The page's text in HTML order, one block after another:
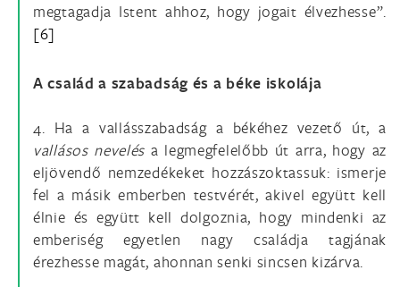
megtagadja Istent ahhoz, hogy jogait élvezhesse”.
[6]
A család a szabadság és a béke iskolája
4. Ha a vallásszabadság a békéhez vezető út, a
vallásos nevelés a legmegfelelőbb út arra, hogy az
eljövendő nemzedékeket hozzászoktassuk: ismerje
fel a másik emberben testvérét, akivel együtt kell
élnie és együtt kell dolgoznia, hogy mindenki az
emberiség egyetlen nagy családja tagjának
érezhesse magát, ahonnan senki sincsen kizárva.